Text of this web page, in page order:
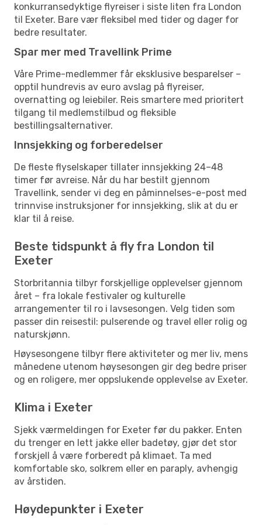
konkurransedyktige flyreiser i siste liten fra London
til Exeter. Bare vær fleksibel med tider og dager for
bedre resultater.
Spar mer med Travellink Prime
Våre Prime-medlemmer får eksklusive besparelser –
opptil hundrevis av euro avslag på flyreiser,
overnatting og leiebiler. Reis smartere med prioritert
tilgang til medlemstilbud og fleksible
bestillingsalternativer.
Innsjekking og forberedelser
De fleste flyselskaper tillater innsjekking 24–48
timer før avreise. Når du har bestilt gjennom
Travellink, sender vi deg en påminnelses-e-post med
trinnvise instruksjoner for innsjekking, slik at du er
klar til å reise.
Beste tidspunkt å fly fra London til
Exeter
Storbritannia tilbyr forskjellige opplevelser gjennom
året – fra lokale festivaler og kulturelle
arrangementer til ro i lavsesongen. Velg tiden som
passer din reisestil: pulserende og travel eller rolig og
naturskjønn.
Høysesongene tilbyr flere aktiviteter og mer liv, mens
månedene utenom høysesongen gir deg bedre priser
og en roligere, mer oppslukende opplevelse av Exeter.
Klima i Exeter
Sjekk værmeldingen for Exeter før du pakker. Enten
du trenger en lett jakke eller badetøy, gjør det stor
forskjell å være forberedt på klimaet. Ta med
komfortable sko, solkrem eller en paraply, avhengig
av årstiden.
Høydepunkter i Exeter